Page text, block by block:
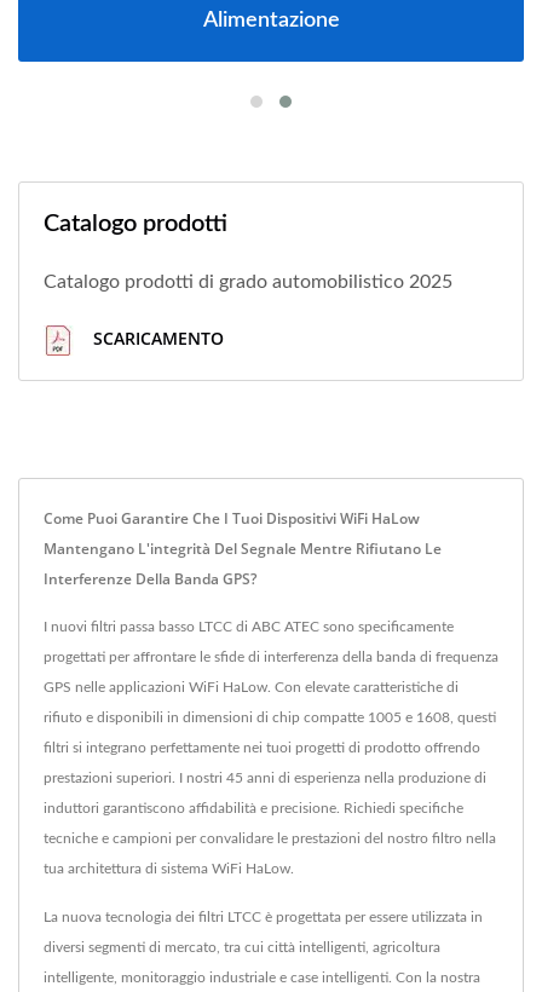
Alimentazione
Catalogo prodotti
Catalogo prodotti di grado automobilistico 2025
SCARICAMENTO
Come Puoi Garantire Che I Tuoi Dispositivi WiFi HaLow
Mantengano L'integrità Del Segnale Mentre Rifiutano Le
Interferenze Della Banda GPS?
I nuovi filtri passa basso LTCC di ABC ATEC sono specificamente
progettati per affrontare le sfide di interferenza della banda di frequenza
GPS nelle applicazioni WiFi HaLow. Con elevate caratteristiche di
rifiuto e disponibili in dimensioni di chip compatte 1005 e 1608, questi
filtri si integrano perfettamente nei tuoi progetti di prodotto offrendo
prestazioni superiori. I nostri 45 anni di esperienza nella produzione di
induttori garantiscono affidabilità e precisione. Richiedi specifiche
tecniche e campioni per convalidare le prestazioni del nostro filtro nella
tua architettura di sistema WiFi HaLow.
La nuova tecnologia dei filtri LTCC è progettata per essere utilizzata in
diversi segmenti di mercato, tra cui città intelligenti, agricoltura
intelligente, monitoraggio industriale e case intelligenti. Con la nostra